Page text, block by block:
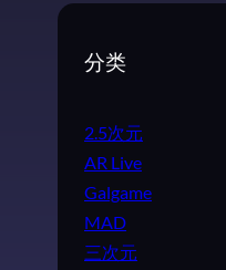
分类
2.5次元
AR Live
Galgame
MAD
三次元